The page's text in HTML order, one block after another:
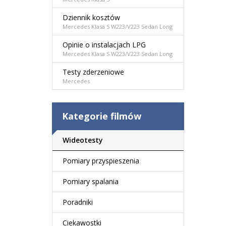
Dziennik kosztów
Mercedes Klasa S W223/V223 Sedan Long
Opinie o instalacjach LPG
Mercedes Klasa S W223/V223 Sedan Long
Testy zderzeniowe
Mercedes
Kategorie filmów
Wideotesty
Pomiary przyspieszenia
Pomiary spalania
Poradniki
Ciekawostki